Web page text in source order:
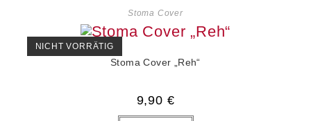
Stoma Cover
NICHT VORRÄTIG
Stoma Cover „Reh“
9,90 €